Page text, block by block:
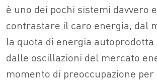
è uno dei pochi sistemi davvero
contrastare il caro energia, dal
la quota di energia autoprodotta
dalle oscillazioni del mercato
momento di preoccupazione per